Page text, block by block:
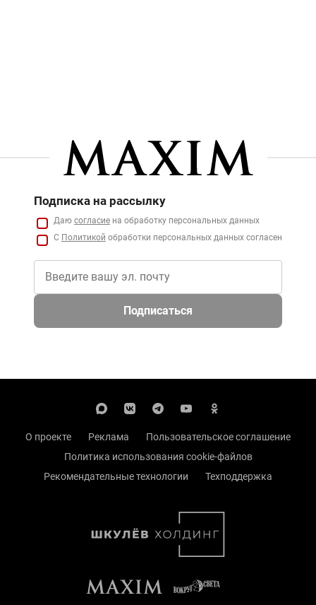
Подписка на рассылку
Даю согласие на обработку персональных данных
С Политикой обработки персональных данных согласен
Подписаться
О проекте Реклама
Пользовательское соглашение
Политика использования cookie-файлов
Рекомендательные технологии
Техподдержка